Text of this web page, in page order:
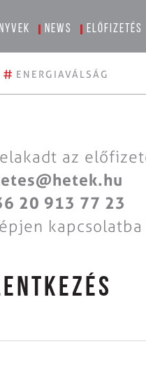
News Előfizetés
# ENERGIAVÁLSÁG
az
20 913 77 23